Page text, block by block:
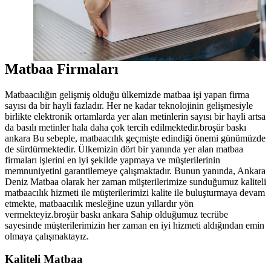
Matbaa Firmaları
Matbaacılığın gelişmiş olduğu ülkemizde matbaa işi yapan firma
sayısı da bir hayli fazladır. Her ne kadar teknolojinin gelişmesiyle
birlikte elektronik ortamlarda yer alan metinlerin sayısı bir hayli artsa
da basılı metinler hala daha çok tercih edilmektedir.broşür baskı
ankara Bu sebeple, matbaacılık geçmişte edindiği önemi günümüzde
de sürdürmektedir. Ülkemizin dört bir yanında yer alan matbaa
firmaları işlerini en iyi şekilde yapmaya ve müşterilerinin
memnuniyetini garantilemeye çalışmaktadır. Bunun yanında, Ankara
Deniz Matbaa olarak her zaman müşterilerimize sunduğumuz kaliteli
matbaacılık hizmeti ile müşterilerimizi kalite ile buluşturmaya devam
etmekte, matbaacılık mesleğine uzun yıllardır yön
vermekteyiz.broşür baskı ankara Sahip olduğumuz tecrübe
sayesinde müşterilerimizin her zaman en iyi hizmeti aldığından emin
olmaya çalışmaktayız.
Kaliteli Matbaa